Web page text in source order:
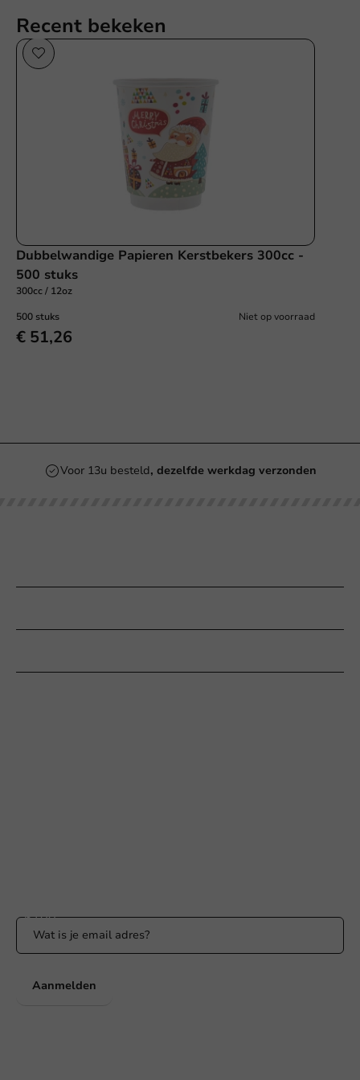
Recent bekeken
Dubbelwandige Papieren Kerstbekers 300cc -
500 stuks
300cc / 12oz
500 stuks
€ 51,26
Niet op voorraad
Voor 13u besteld, dezelfde werkdag verzonden
Aanmelden